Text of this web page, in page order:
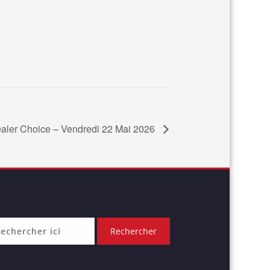
Choice – Vendredi 22 Mai 2026